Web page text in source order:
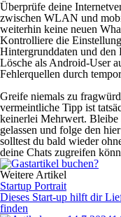
Überprüfe deine
zwischen WLAN und
weiterhin keine neuen
Kontrolliere die
Hintergrunddaten und den
Lösche als Android-User
Fehlerquellen durch
Greife niemals zu
vermeintliche Tipp ist
keinerlei Mehrwert. Bleibe
gelassen und folge den
solltest du bald wieder
deine Chats zugreifen
Weitere Artikel
Startup Portrait
Dieses Start-up hilft dir
finden